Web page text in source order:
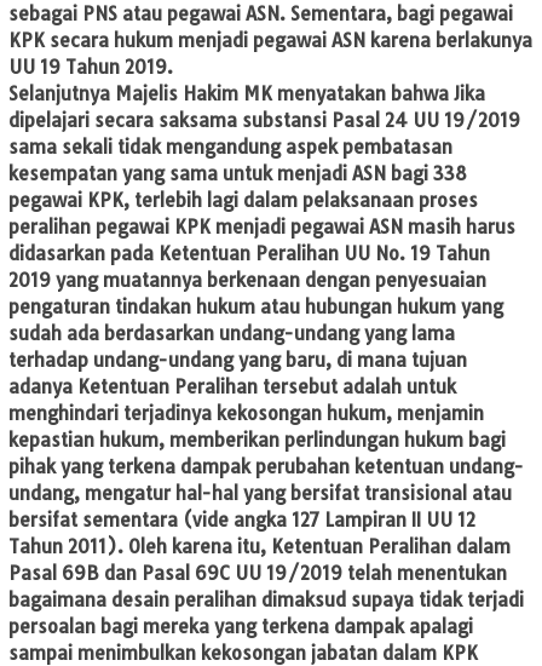
sebagai PNS atau pegawai ASN. Sementara, bagi pegawai
KPK secara hukum menjadi pegawai ASN karena berlakunya
UU 19 Tahun 2019.
​Selanjutnya Majelis Hakim MK menyatakan bahwa Jika
dipelajari secara saksama substansi Pasal 24 UU 19/2019
sama sekali tidak mengandung aspek pembatasan
kesempatan yang sama untuk menjadi ASN bagi 338
pegawai KPK, terlebih lagi dalam pelaksanaan proses
peralihan pegawai KPK menjadi pegawai ASN masih harus
didasarkan pada Ketentuan Peralihan UU No. 19 Tahun
2019 yang muatannya berkenaan dengan penyesuaian
pengaturan tindakan hukum atau hubungan hukum yang
sudah ada berdasarkan undang-undang yang lama
terhadap undang-undang yang baru, di mana tujuan
adanya Ketentuan Peralihan tersebut adalah untuk
menghindari terjadinya kekosongan hukum, menjamin
kepastian hukum, memberikan perlindungan hukum bagi
pihak yang terkena dampak perubahan ketentuan undang-
undang, mengatur hal-hal yang bersifat transisional atau
bersifat sementara (vide angka 127 Lampiran II UU 12
Tahun 2011). Oleh karena itu, Ketentuan Peralihan dalam
Pasal 69B dan Pasal 69C UU 19/2019 telah menentukan
bagaimana desain peralihan dimaksud supaya tidak terjadi
persoalan bagi mereka yang terkena dampak apalagi
sampai menimbulkan kekosongan jabatan dalam KPK